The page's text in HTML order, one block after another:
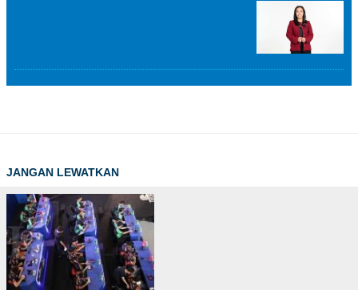
JANGAN LEWATKAN